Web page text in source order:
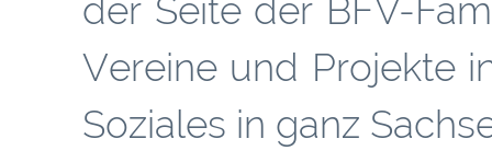
der Seite der BFV-
Vereine und Projekte
Soziales in ganz